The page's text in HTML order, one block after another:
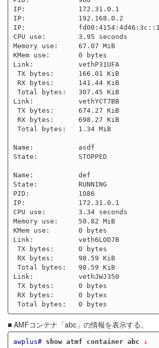
IP:             172.31.0.1
IP:             192.168.0.2
IP:             fd00:4154:4d46:3c::1
CPU use:        3.95 seconds
Memory use:     67.07 MiB
KMem use:       0 bytes
Link:           vethP31UFA
Link:           vethYCT7BB
Name:           asdf
State:          STOPPED
Name:           def
State:          RUNNING
PID:            1086
IP:             172.31.0.1
CPU use:        3.34 seconds
Memory use:     50.82 MiB
KMem use:       0 bytes
Link:           veth6LOD7B
Link:           vethJWJ350
■ AMFコンテナ「abc」の情報を表示する。
awplus# show atmf container abc ↓